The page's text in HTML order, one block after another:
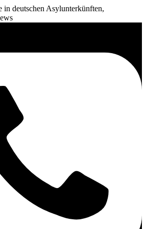
in deutschen Asylunterkünften,